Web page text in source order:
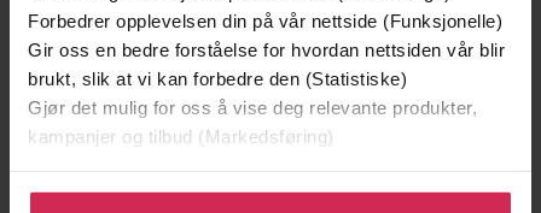
Forbedrer opplevelsen din på vår nettside (Funksjonelle)
Gir oss en bedre forståelse for hvordan nettsiden vår blir
brukt, slik at vi kan forbedre den (Statistiske)
Gjør det mulig for oss å vise deg relevante produkter,
kampanjer og tilbud (Markedsføring)
Klikk på «Godta alle» for å gi oss ditt samtykke til å
199,-
Minnesota
Jo Nesbø
EBOK
349,-
Utskudd
Jørn Lier Horst